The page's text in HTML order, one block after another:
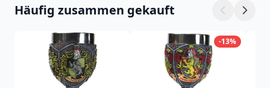
Häufig zusammen gekauft
-13%